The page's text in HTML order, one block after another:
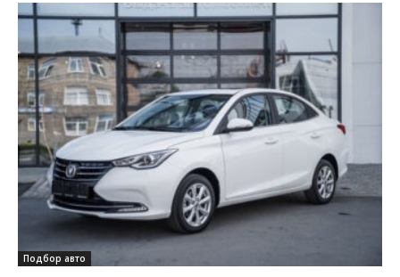
Подбор авто